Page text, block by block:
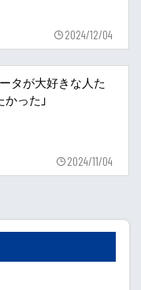
2024/12/04
タが大好きな人た
った」
2024/11/04